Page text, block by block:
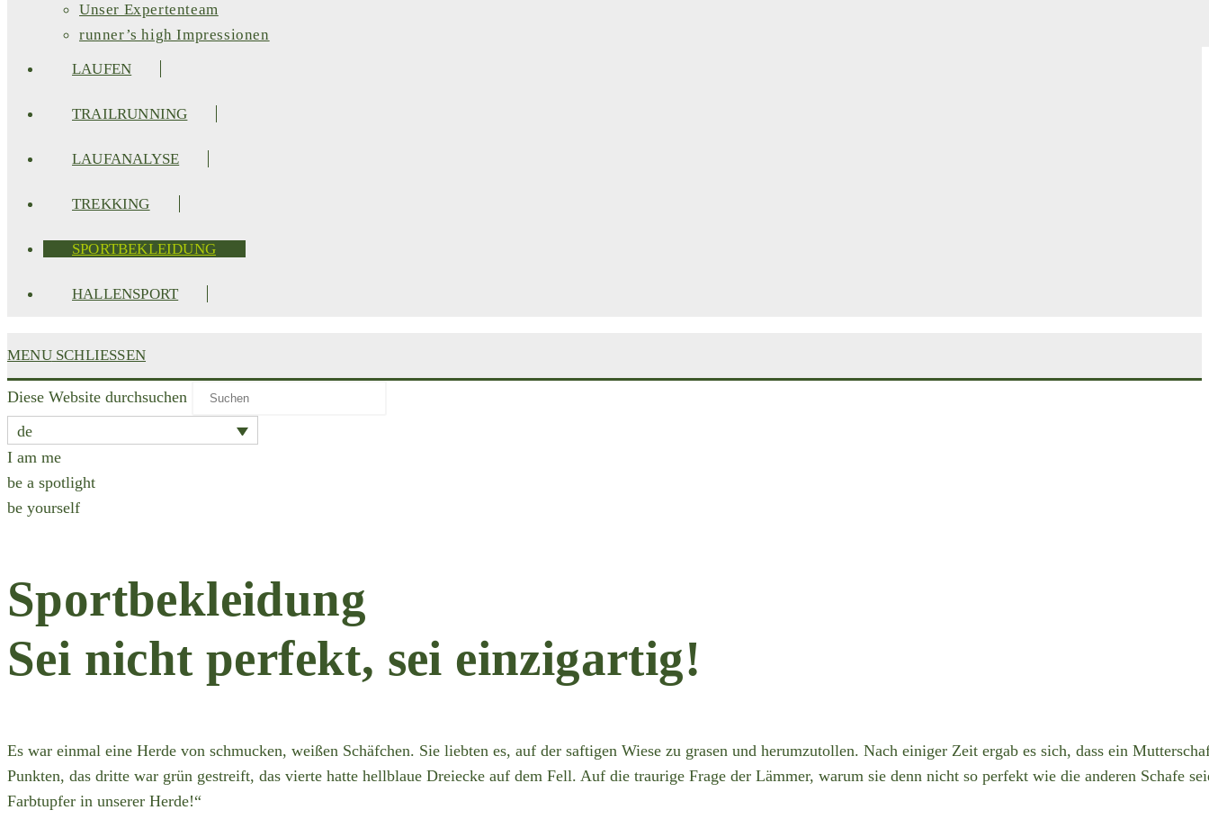
Unser Expertenteam
runner’s high Impressionen
LAUFEN
TRAILRUNNING
LAUFANALYSE
TREKKING
SPORTBEKLEIDUNG
HALLENSPORT
MENU SCHLIESSEN
Diese Website durchsuchen
de
I am me
be a spotlight
be yourself
Sportbekleidung
Sei nicht perfekt, sei einzigartig!
Es war einmal eine Herde von schmucken, weißen Schäfchen. Sie liebten es, auf der saftigen Wiese zu grasen und herumzutollen. Nach einiger Zeit ergab es sich, dass ein
Punkten, das dritte war grün gestreift, das vierte hatte hellblaue Dreiecke auf dem Fell. Auf die traurige Frage der Lämmer, warum sie denn nicht so perfekt wie die anderen Schafe
Farbtupfer in unserer Herde!“